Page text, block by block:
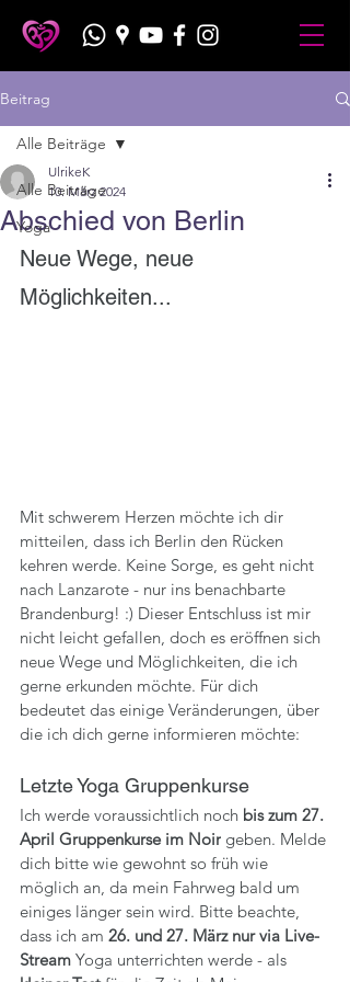
Beitrag
Alle Beiträge
Yoga
Alle Beiträge
Abschied von Berlin
UlrikeK
10. März 2024
Neue Wege, neue
Möglichkeiten...
Mit schwerem Herzen möchte ich dir
mitteilen, dass ich Berlin den Rücken
kehren werde. Keine Sorge, es geht nicht
nach Lanzarote - nur ins benachbarte
Brandenburg! :) Dieser Entschluss ist mir
nicht leicht gefallen, doch es eröffnen sich
neue Wege und Möglichkeiten, die ich
gerne erkunden möchte. Für dich
bedeutet das einige Veränderungen, über
die ich dich gerne informieren möchte:
Letzte Yoga Gruppenkurse
Ich werde voraussichtlich noch bis zum 27.
April Gruppenkurse im Noir geben. Melde
dich bitte wie gewohnt so früh wie
möglich an, da mein Fahrweg bald um
einiges länger sein wird. Bitte beachte,
dass ich am 26. und 27. März nur via Live-
Stream Yoga unterrichten werde - als